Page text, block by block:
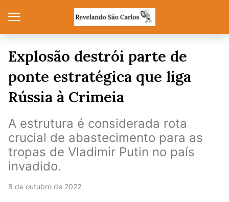
Explosão destrói parte de
ponte estratégica que liga
Rússia à Crimeia
A estrutura é considerada rota
crucial de abastecimento para as
tropas de Vladimir Putin no país
invadido.
8 de outubro de 2022